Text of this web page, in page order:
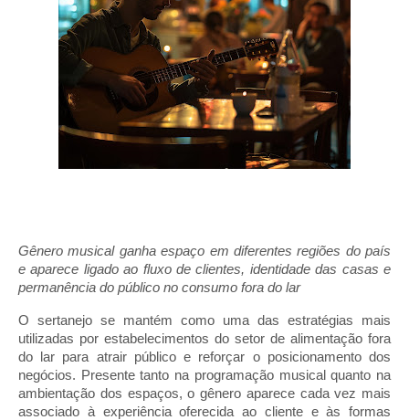
Gênero musical ganha espaço em diferentes regiões do país
e aparece ligado ao fluxo de clientes, identidade das casas e
permanência do público no consumo fora do lar
O sertanejo se mantém como uma das estratégias mais
utilizadas por estabelecimentos do setor de alimentação fora
do lar para atrair público e reforçar o posicionamento dos
negócios. Presente tanto na programação musical quanto na
ambientação dos espaços, o gênero aparece cada vez mais
associado à experiência oferecida ao cliente e às formas